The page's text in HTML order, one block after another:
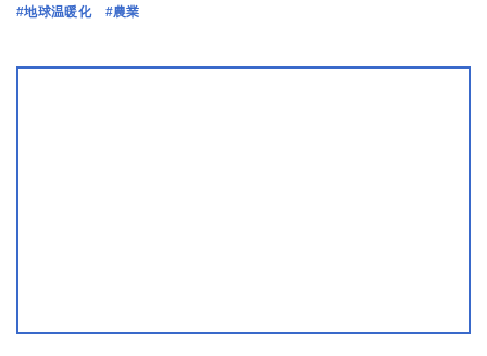
#地球温暖化
#農業